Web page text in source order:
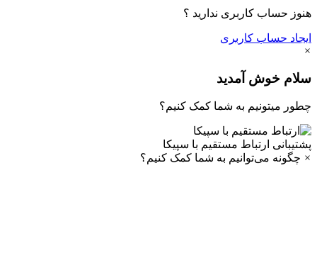
هنوز حساب کاربری ندارید ؟
ایجاد حساب کاربری
×
سلام خوش آمدید
چطور میتونیم به شما کمک کنیم؟
پشتیبانی ارتباط مستقیم با سپیکا
× چگونه می‌توانیم به شما کمک کنیم؟